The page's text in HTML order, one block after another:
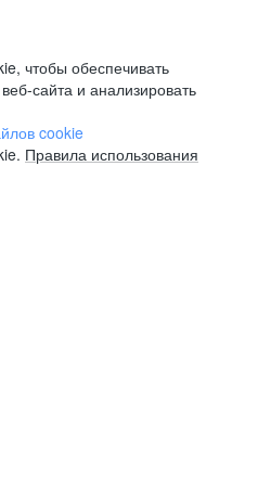
чтобы обеспечивать
сайта и анализировать
cookie
Правила использования